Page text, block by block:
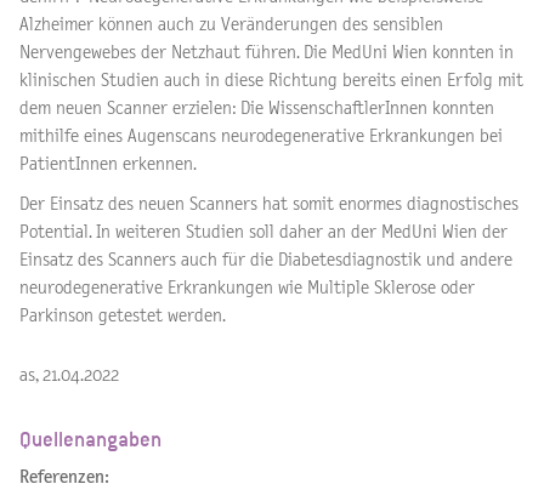
Alzheimer können auch zu Veränderungen des sensiblen
Nervengewebes der Netzhaut führen. Die MedUni Wien konnten in
klinischen Studien auch in diese Richtung bereits einen Erfolg mit
dem neuen Scanner erzielen: Die WissenschaftlerInnen konnten
mithilfe eines Augenscans neurodegenerative Erkrankungen bei
PatientInnen erkennen.
Der Einsatz des neuen Scanners hat somit enormes diagnostisches
Potential. In weiteren Studien soll daher an der MedUni Wien der
Einsatz des Scanners auch für die Diabetesdiagnostik und andere
neurodegenerative Erkrankungen wie Multiple Sklerose oder
Parkinson getestet werden.
as, 21.04.2022
Quellenangaben
Referenzen: